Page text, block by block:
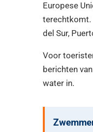
Europese
terechtkomt.
del Sur,
Voor
berichten
water in.